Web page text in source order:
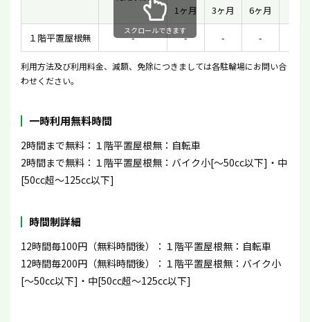
1ヶ月
3ヶ月 6ヶ月
１階平置屋根無 - - - -
スクロールできます
利用方法及び利用料金、減額、免除につきましては各駐輪場にお問い合
わせください。
一時利用無料時間
2時間まで無料：１階平置屋根無：自転車
2時間まで無料：１階平置屋根無：バイク小[〜50cc以下]・中
[50cc超〜125cc以下]
時間制詳細
12時間毎100円（無料時間後）：１階平置屋根無：自転車
12時間毎200円（無料時間後）：１階平置屋根無：バイク小
[〜50cc以下]・中[50cc超〜125cc以下]